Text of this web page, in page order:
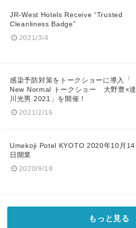
JR-West Hotels Receive “Trusted
Cleanliness Badge”
2021/3/4
感染予防対策をトークショーに導入「
New Normal トークショー 大野豊×達
川光男 2021」を開催！
2021/2/16
Umekoji Potel KYOTO 2020年10月14
日開業
2020/9/18
もっと見る